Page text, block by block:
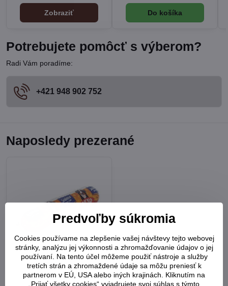
Zobraziť Do košíka
Potrebujete pomôcť s výberom?
Radi Vám poradíme:
+421 948 902 752
Naposledy prezerané
REXO Saláma 1kg
Predvoľby súkromia
Cookies používame na zlepšenie vašej návštevy tejto webovej
stránky, analýzu jej výkonnosti a zhromažďovanie údajov o jej
používaní. Na tento účel môžeme použiť nástroje a služby
tretích strán a zhromaždené údaje sa môžu preniesť k
partnerom v EÚ, USA alebo iných krajinách. Kliknutím na
„Prijať všetky cookies“ vyjadrujete svoj súhlas s týmto